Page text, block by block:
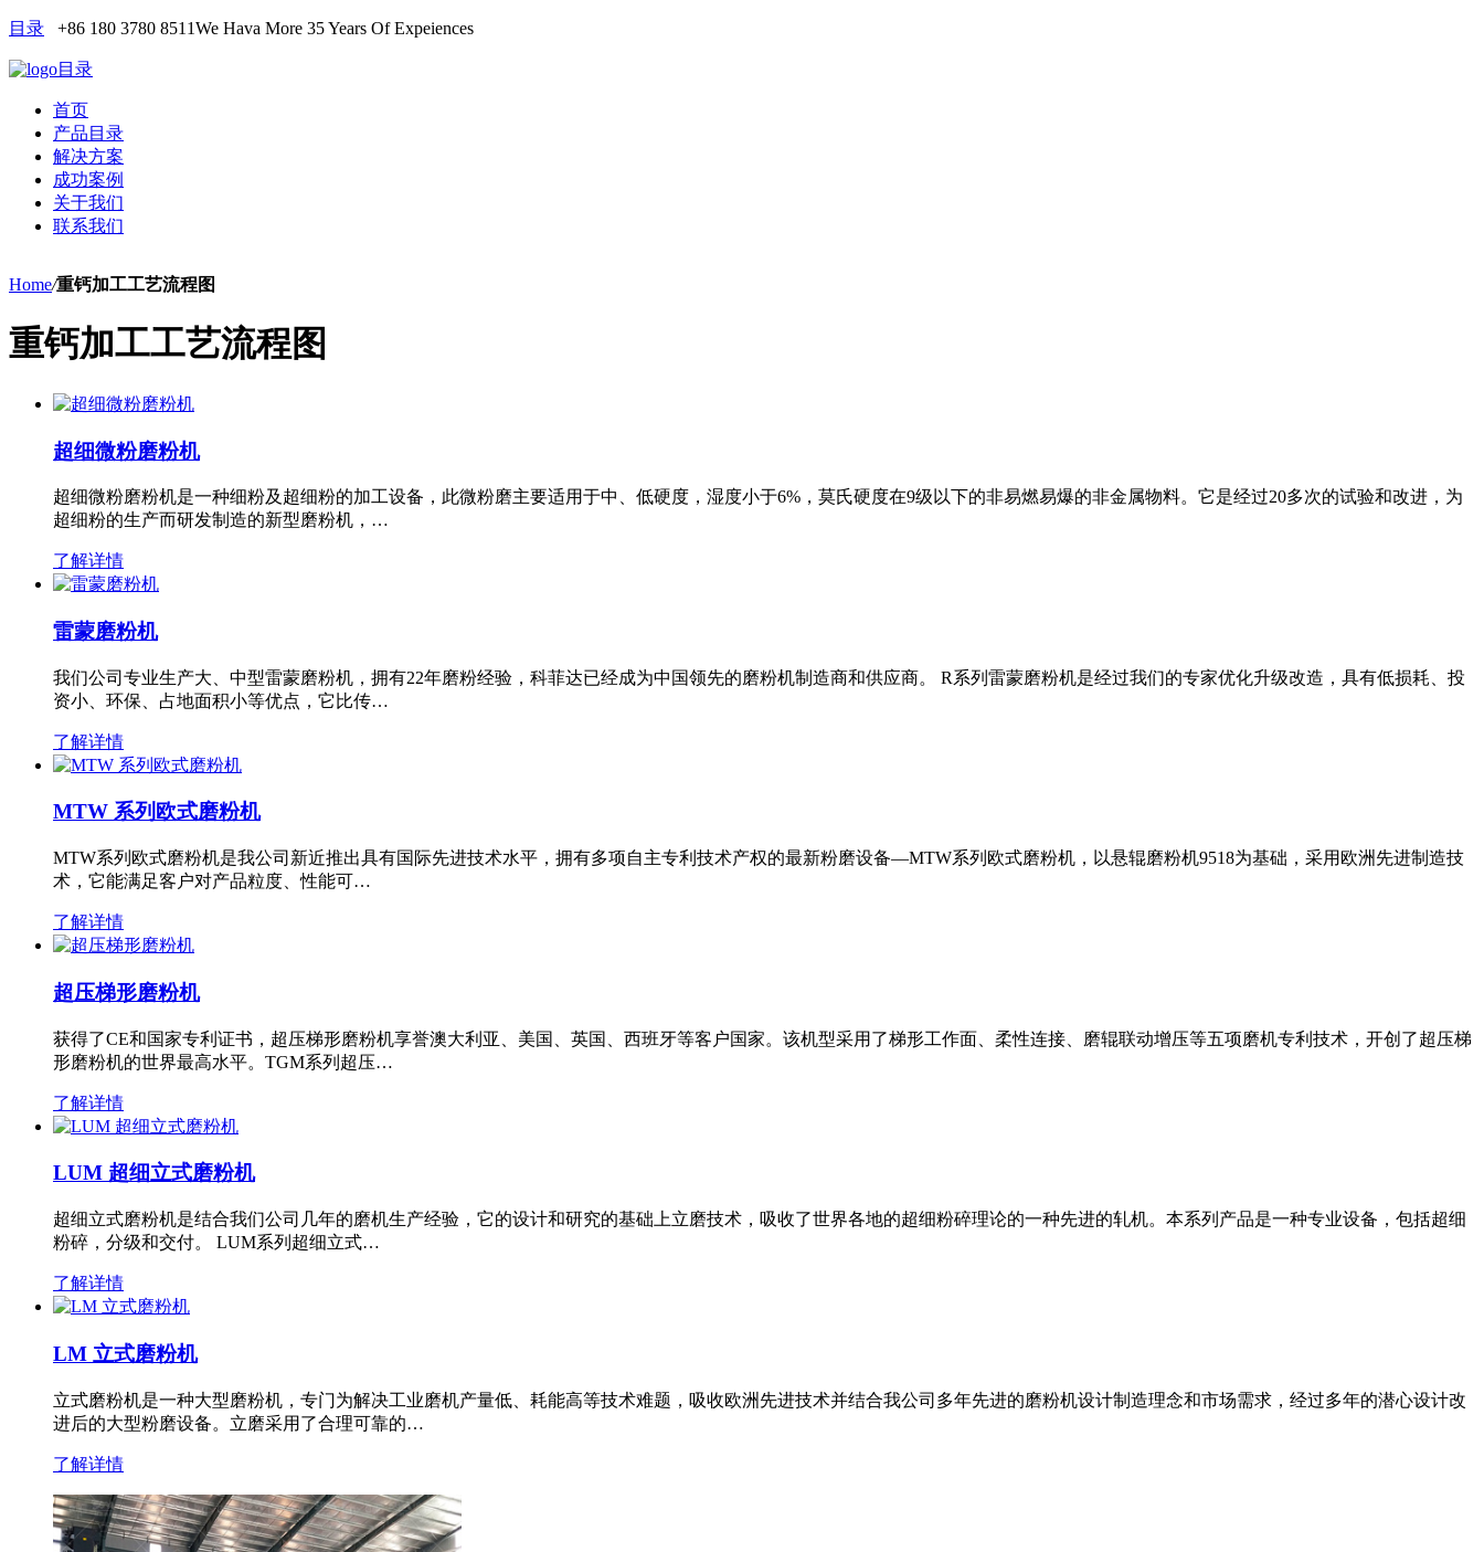
目录 +86 180 3780 8511We Hava More 35 Years Of Expeiences
目录
首页
产品目录
解决方案
成功案例
关于我们
联系我们
Home/重钙加工工艺流程图
重钙加工工艺流程图
超细微粉磨粉机
超细微粉磨粉机是一种细粉及超细粉的加工设备，此微粉磨主要适用于中、低硬度，湿度小于6%，莫氏硬度在9级以下的非易燃易爆的非金属物料。它是经过20多次的试验和改进，为
超细粉的生产而研发制造的新型磨粉机，…
了解详情
雷蒙磨粉机
我们公司专业生产大、中型雷蒙磨粉机，拥有22年磨粉经验，科菲达已经成为中国领先的磨粉机制造商和供应商。 R系列雷蒙磨粉机是经过我们的专家优化升级改造，具有低损耗、投
资小、环保、占地面积小等优点，它比传…
了解详情
MTW 系列欧式磨粉机
MTW系列欧式磨粉机是我公司新近推出具有国际先进技术水平，拥有多项自主专利技术产权的最新粉磨设备—MTW系列欧式磨粉机，以悬辊磨粉机9518为基础，采用欧洲先进制造技
术，它能满足客户对产品粒度、性能可…
了解详情
超压梯形磨粉机
获得了CE和国家专利证书，超压梯形磨粉机享誉澳大利亚、美国、英国、西班牙等客户国家。该机型采用了梯形工作面、柔性连接、磨辊联动增压等五项磨机专利技术，开创了超压梯
形磨粉机的世界最高水平。TGM系列超压…
了解详情
LUM 超细立式磨粉机
超细立式磨粉机是结合我们公司几年的磨机生产经验，它的设计和研究的基础上立磨技术，吸收了世界各地的超细粉碎理论的一种先进的轧机。本系列产品是一种专业设备，包括超细
粉碎，分级和交付。 LUM系列超细立式…
了解详情
LM 立式磨粉机
立式磨粉机是一种大型磨粉机，专门为解决工业磨机产量低、耗能高等技术难题，吸收欧洲先进技术并结合我公司多年先进的磨粉机设计制造理念和市场需求，经过多年的潜心设计改
进后的大型粉磨设备。立磨采用了合理可靠的…
了解详情